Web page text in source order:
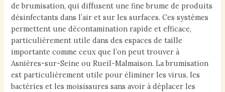
de brumisation, qui diffusent une fine brume de produits
désinfectants dans l’air et sur les surfaces. Ces systèmes
permettent une décontamination rapide et efficace,
particulièrement utile dans des espaces de taille
importante comme ceux que l’on peut trouver à
Asnières-sur-Seine ou Rueil-Malmaison. La brumisation
est particulièrement utile pour éliminer les virus, les
bactéries et les moisissures sans avoir à déplacer les